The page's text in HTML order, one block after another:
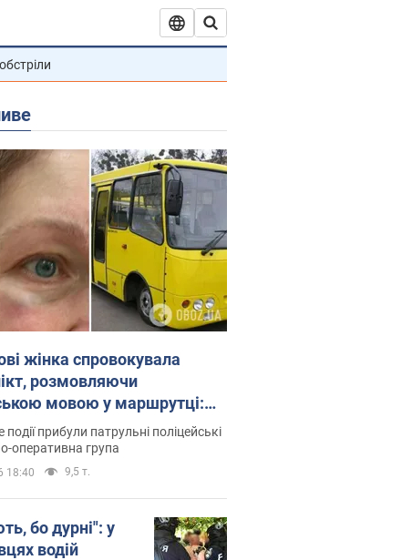
жінка спровокувала
розмовляючи
мовою у маршрутці:
склала адмінпротокол.
події прибули патрульні поліцейські
оперативна група
18:40 9,5 т.
бо дурні": у
водій